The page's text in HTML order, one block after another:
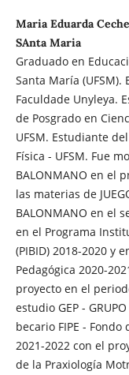
Maria Eduarda
SAnta Maria
Graduado en
Santa María
Faculdade Unyleya.
de Posgrado en
UFSM. Estudiante
Física - UFSM. Fue
BALONMANO en el
las materias de
BALONMANO en el
en el Programa
(PIBID) 2018-2020 y
Pedagógica 2020-
proyecto en el
estudio GEP -
becario FIPE -
2021-2022 con el
de la Praxiología